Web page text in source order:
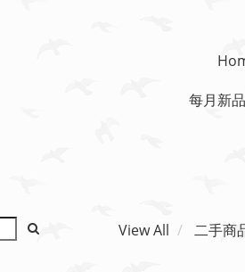
每月新
View All 二手商